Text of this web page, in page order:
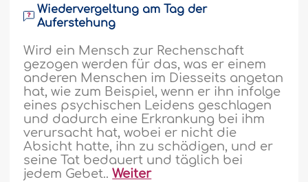
Wiedervergeltung am Tag der
Auferstehung
Wird ein Mensch zur Rechenschaft
gezogen werden für das, was er einem
anderen Menschen im Diesseits angetan
hat, wie zum Beispiel, wenn er ihn infolge
eines psychischen Leidens geschlagen
und dadurch eine Erkrankung bei ihm
verursacht hat, wobei er nicht die
Absicht hatte, ihn zu schädigen, und er
seine Tat bedauert und täglich bei
jedem Gebet..Weiter